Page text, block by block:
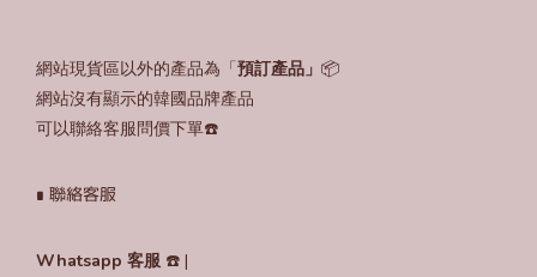
網站現貨區以外的產品為「預訂產品」 📦
網站沒有顯示的韓國品牌產品
可以聯絡客服問價下單☎️
∎ 聯絡客服
Whatsapp 客服 ☎️ |